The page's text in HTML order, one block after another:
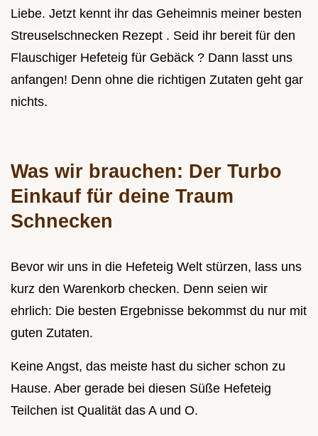
Liebe. Jetzt kennt ihr das Geheimnis meiner besten
Streuselschnecken Rezept . Seid ihr bereit für den
Flauschiger Hefeteig für Gebäck ? Dann lasst uns
anfangen! Denn ohne die richtigen Zutaten geht gar
nichts.
Was wir brauchen: Der Turbo
Einkauf für deine Traum
Schnecken
Bevor wir uns in die Hefeteig Welt stürzen, lass uns
kurz den Warenkorb checken. Denn seien wir
ehrlich: Die besten Ergebnisse bekommst du nur mit
guten Zutaten.
Keine Angst, das meiste hast du sicher schon zu
Hause. Aber gerade bei diesen Süße Hefeteig
Teilchen ist Qualität das A und O.